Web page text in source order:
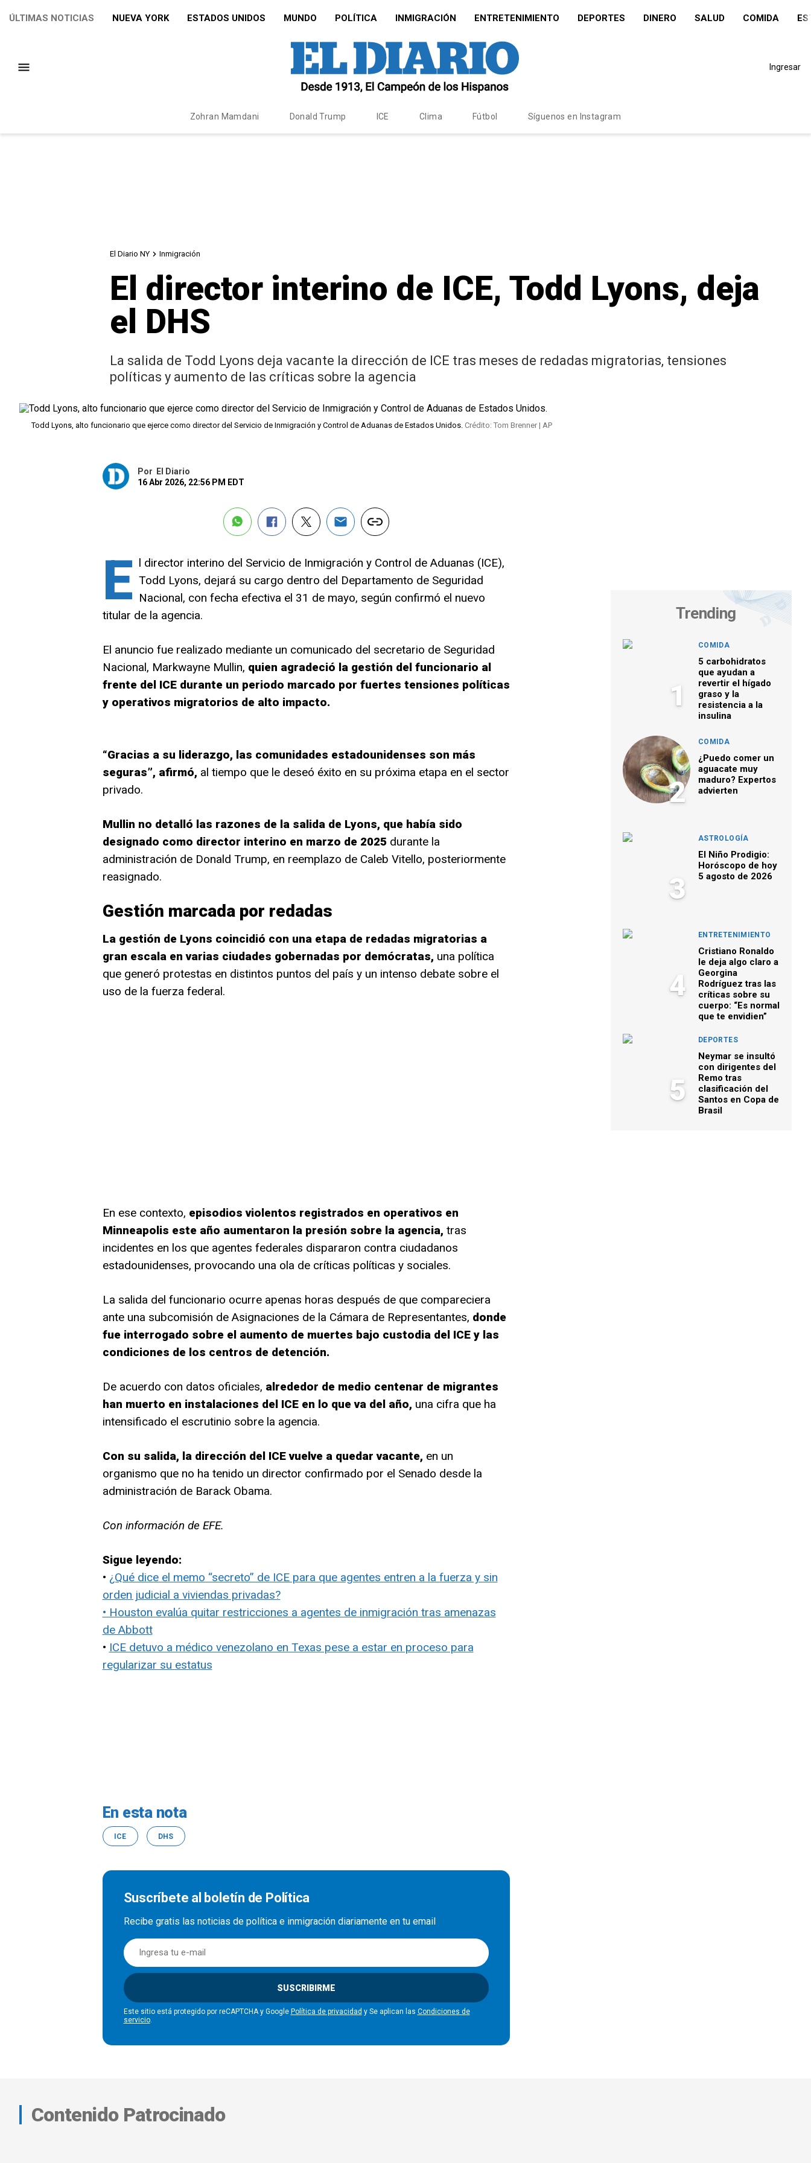
ÚLTIMAS NOTICIAS NUEVA YORK ESTADOS UNIDOS MUNDO POLÍTICA INMIGRACIÓN ENTRETENIMIENTO DEPORTES DINERO SALUD COMIDA
Ingresar
Zohran Mamdani Donald Trump ICE Clima Fútbol Síguenos en Instagram
El Diario NY Inmigración
El director interino de ICE, Todd Lyons, deja
el DHS
La salida de Todd Lyons deja vacante la dirección de ICE tras meses de redadas migratorias, tensiones
políticas y aumento de las críticas sobre la agencia
Todd Lyons, alto funcionario que ejerce como director del Servicio de Inmigración y Control de Aduanas de Estados Unidos. Crédito: Tom Brenner | AP
Por
El Diario
16 Abr 2026, 22:56 PM EDT
E l director interino del Servicio de Inmigración y Control de Aduanas (ICE),
Todd Lyons, dejará su cargo dentro del Departamento de Seguridad
Nacional, con fecha efectiva el 31 de mayo, según confirmó el nuevo
titular de la agencia.
El anuncio fue realizado mediante un comunicado del secretario de Seguridad
Nacional, Markwayne Mullin, quien agradeció la gestión del funcionario al
frente del ICE durante un periodo marcado por fuertes tensiones políticas
y operativos migratorios de alto impacto.
“Gracias a su liderazgo, las comunidades estadounidenses son más
seguras”, afirmó, al tiempo que le deseó éxito en su próxima etapa en el sector
privado.
Mullin no detalló las razones de la salida de Lyons, que había sido
designado como director interino en marzo de 2025 durante la
administración de Donald Trump, en reemplazo de Caleb Vitello, posteriormente
reasignado.
Gestión marcada por redadas
La gestión de Lyons coincidió con una etapa de redadas migratorias a
gran escala en varias ciudades gobernadas por demócratas, una política
que generó protestas en distintos puntos del país y un intenso debate sobre el
uso de la fuerza federal.
En ese contexto, episodios violentos registrados en operativos en
Minneapolis este año aumentaron la presión sobre la agencia, tras
incidentes en los que agentes federales dispararon contra ciudadanos
estadounidenses, provocando una ola de críticas políticas y sociales.
La salida del funcionario ocurre apenas horas después de que compareciera
ante una subcomisión de Asignaciones de la Cámara de Representantes, donde
fue interrogado sobre el aumento de muertes bajo custodia del ICE y las
condiciones de los centros de detención.
De acuerdo con datos oficiales, alrededor de medio centenar de migrantes
han muerto en instalaciones del ICE en lo que va del año, una cifra que ha
intensificado el escrutinio sobre la agencia.
Con su salida, la dirección del ICE vuelve a quedar vacante, en un
organismo que no ha tenido un director confirmado por el Senado desde la
administración de Barack Obama.
Con información de EFE.
Sigue leyendo:
• ¿Qué dice el memo “secreto” de ICE para que agentes entren a la fuerza y sin
orden judicial a viviendas privadas?
• Houston evalúa quitar restricciones a agentes de inmigración tras amenazas
de Abbott
• ICE detuvo a médico venezolano en Texas pese a estar en proceso para
regularizar su estatus
En esta nota
ICE DHS
Suscríbete al boletín de Política
Recibe gratis las noticias de política e inmigración diariamente en tu email
SUSCRIBIRME
Este sitio está protegido por reCAPTCHA y Google Política de privacidad y Se aplican las Condiciones de
servicio.
Trending
1
COMIDA
5 carbohidratos
que ayudan a
revertir el hígado
graso y la
resistencia a la
insulina
2
COMIDA
¿Puedo comer un
aguacate muy
maduro? Expertos
advierten
3
ASTROLOGÍA
El Niño Prodigio:
Horóscopo de hoy
5 agosto de 2026
4
ENTRETENIMIENTO
Cristiano Ronaldo
le deja algo claro a
Georgina
Rodríguez tras las
críticas sobre su
cuerpo: “Es normal
que te envidien”
5
DEPORTES
Neymar se insultó
con dirigentes del
Remo tras
clasificación del
Santos en Copa de
Brasil
Contenido Patrocinado